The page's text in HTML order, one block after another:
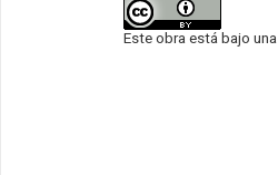
Este obra está bajo una